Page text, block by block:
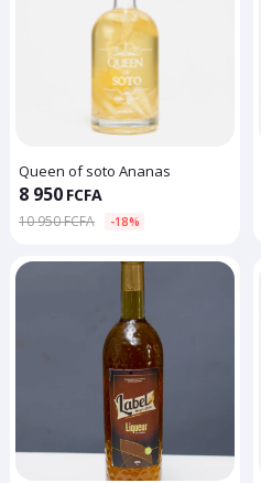
Queen of soto Ananas
8 950 FCFA
10 950 FCFA -18%